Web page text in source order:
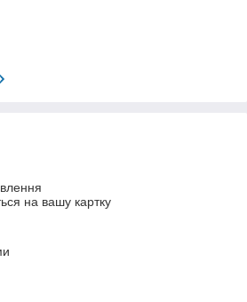
на вашу картку